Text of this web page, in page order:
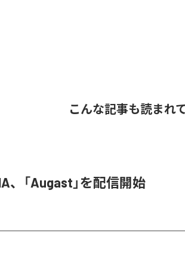
こんな記事も読まれ
、「Augast」を配信開始